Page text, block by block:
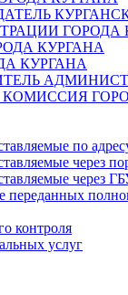
ГОРОДА
КУРГАНА
КУРГАНА
по
через
через
переданных
контроля
услуг